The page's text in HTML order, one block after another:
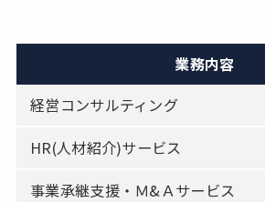
業務内容
経営コンサルティング
HR(人材紹介)サービス
事業承継支援・Ｍ&Ａサービス